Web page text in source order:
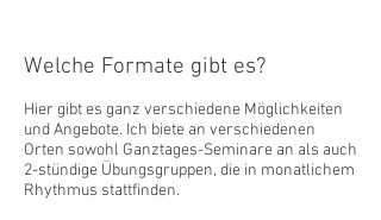
Welche Formate gibt es?
Hier gibt es ganz verschiedene Möglichkeiten
und Angebote. Ich biete an verschiedenen
Orten sowohl Ganztages-Seminare an als auch
2-stündige Übungsgruppen, die in monatlichem
Rhythmus stattfinden.